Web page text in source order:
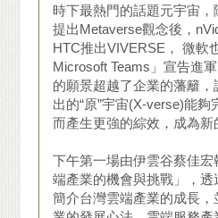
時下最熱門的話題元宇宙
提出Metaverse觀念後，
HTC推出VIVERSE， 微軟
Microsoft Teams」宣告進
的願景超越了企業的藩籬
出的“原”宇宙(X-verse)能
而產生更強的綜效，成為新
下午第一場由伊雲谷蔡佳
端產業的機會與挑戰」，
簡介台灣雲端產業的成長